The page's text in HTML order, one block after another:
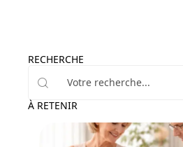
RECHERCHE
À RETENIR